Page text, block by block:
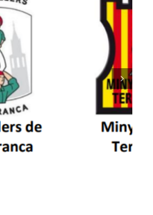
Vilafranca unieixen tradició i
viatge de colla a la Vall
i a la Vall de Boí